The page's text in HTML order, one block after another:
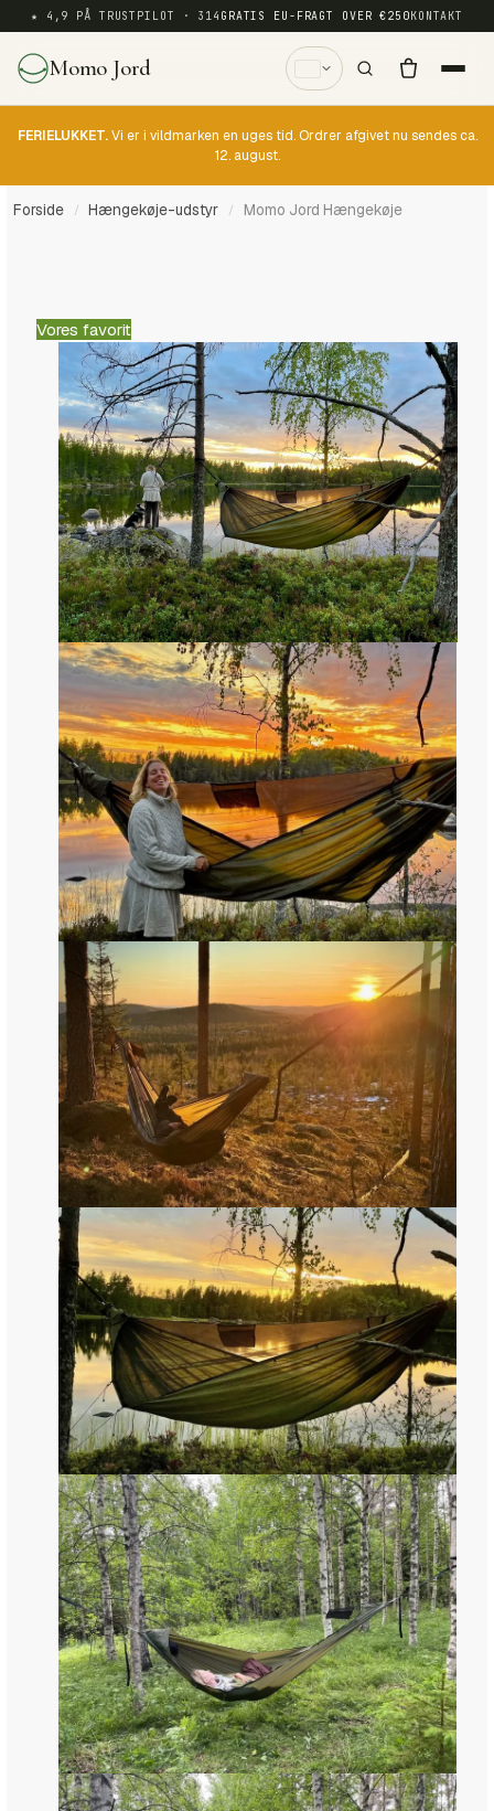
★ 4,9 PÅ TRUSTPILOT · 314 GRATIS EU-FRAGT OVER €250KONTAKT
Momo Jord
FERIELUKKET.Vi er i vildmarken en uges tid. Ordrer afgivet nu sendes ca.
12. august.
Forside / Hængekøje-udstyr / Momo Jord Hængekøje
Vores favorit